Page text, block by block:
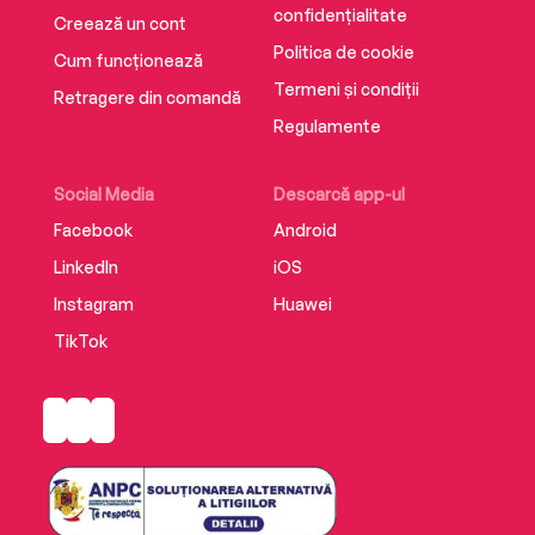
sense of a community isolated, and all the
conflicts and tensions that brings, adds
satisfying layers of complexity’ James Oswald
Creează un cont
Cum funcționează
Retragere din comandă
Social Media
Facebook
LinkedIn
Instagram
TikTok
Descarcă app-ul
Android
iOS
Huawei
confidențialitate
Politica de cookie
Termeni și condiții
Regulamente